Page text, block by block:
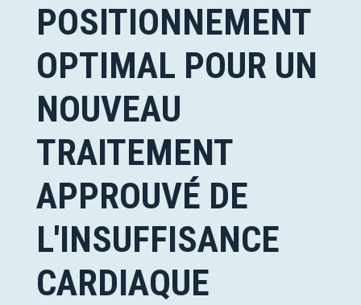
POSITIONNEMENT
OPTIMAL POUR UN
NOUVEAU
TRAITEMENT
APPROUVÉ DE
L'INSUFFISANCE
CARDIAQUE